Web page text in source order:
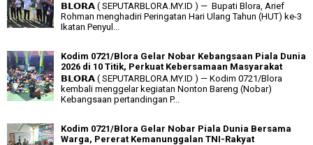
𝗕𝗟𝗢𝗥𝗔 ( SEPUTARBLORA.MY.ID ) — Bupati Blora, Arief
Rohman menghadiri Peringatan Hari Ulang Tahun (HUT) ke-3
Ikatan Penyul...
Kodim 0721/Blora Gelar Nobar Kebangsaan Piala Dunia
2026 di 10 Titik, Perkuat Kebersamaan Masyarakat
𝗕𝗟𝗢𝗥𝗔 ( SEPUTARBLORA.MY.ID ) — Kodim 0721/Blora
kembali menggelar kegiatan Nonton Bareng (Nobar)
Kebangsaan pertandingan P...
Kodim 0721/Blora Gelar Nobar Piala Dunia Bersama
Warga, Pererat Kemanunggalan TNI-Rakyat